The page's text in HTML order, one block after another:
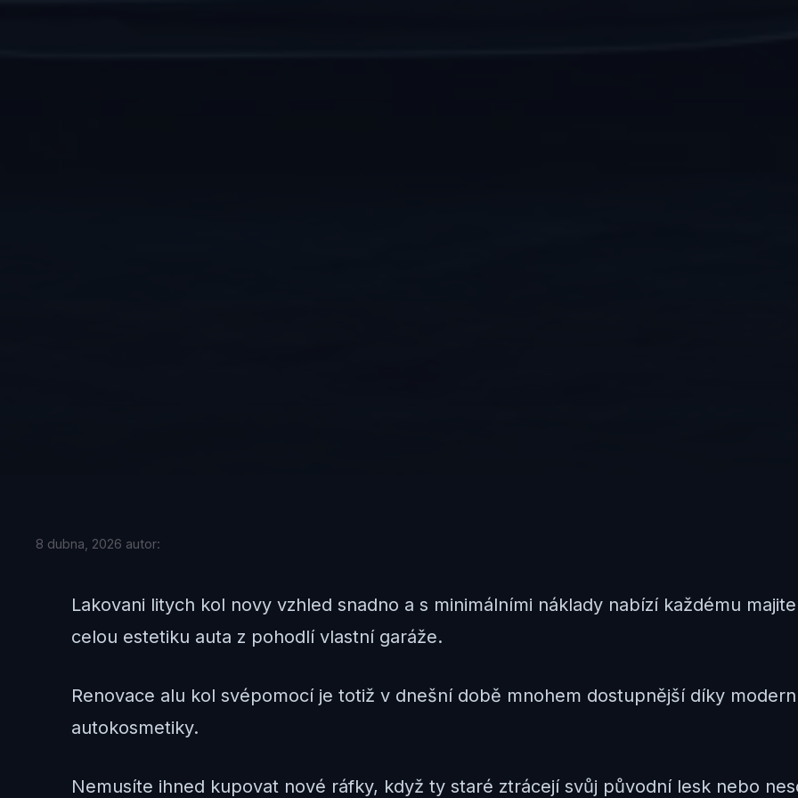
8 dubna, 2026 autor:
Lakovani litych kol novy vzhled snadno a s minimálními náklady nabízí každému
celou estetiku auta z pohodlí vlastní garáže.
Renovace alu kol svépomocí je totiž v dnešní době mnohem dostupnější díky
autokosmetiky.
Nemusíte ihned kupovat nové ráfky, když ty staré ztrácejí svůj původní lesk nebo